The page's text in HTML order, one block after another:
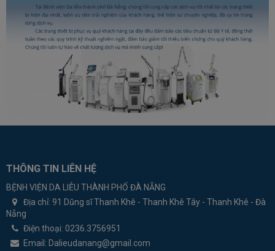
THÔNG TIN LIÊN HỆ
BỆNH VIỆN DA LIỄU THÀNH PHỐ ĐÀ NẴNG
Địa chỉ: 91 Dũng sĩ Thanh Khê - Thanh Khê Tây - Thanh Khê - Đà
Nẵng
Điện thoại: 0236.3756951
Email: Dalieudanang@gmail.com